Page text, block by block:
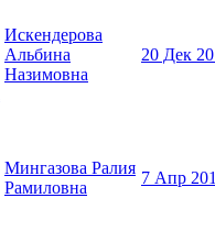
Искендерова
Альбина
Назимовна
20 Дек
Мингазова Ралия
Рамиловна
7 Апр